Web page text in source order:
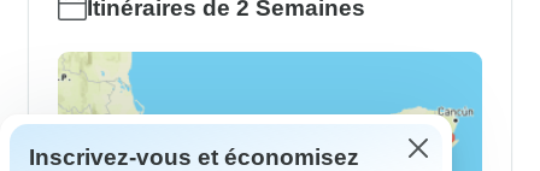
Itinéraires de 2 Semaines
Inscrivez-vous et économisez